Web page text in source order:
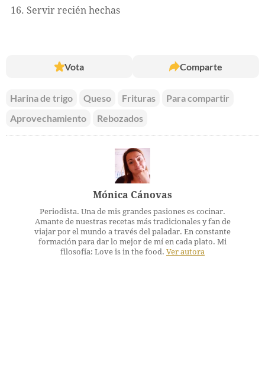
Servir recién hechas
Vota Comparte
Harina de trigo Queso Frituras
Para compartir
Aprovechamiento
Rebozados
Mónica Cánovas
Periodista. Una de mis grandes pasiones es cocinar.
Amante de nuestras recetas más tradicionales y fan de
viajar por el mundo a través del paladar. En constante
formación para dar lo mejor de mí en cada plato. Mi
filosofía: Love is in the food. Ver autora